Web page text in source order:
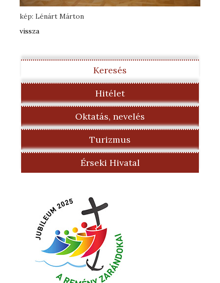
kép: Lénárt Márton
vissza
Keresés
Hitélet
Oktatás, nevelés
Turizmus
Érseki Hivatal